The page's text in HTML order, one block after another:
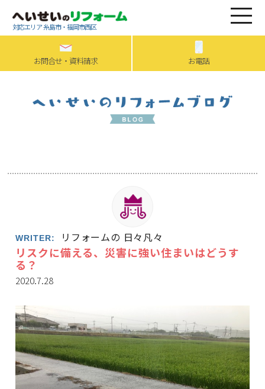
対応エリア 糸島市・福岡市西区
お問合せ・資料請求 お電話
WRITER: リフォームの 日々凡々
リスクに備える、災害に強い住まいはどうす
る？
2020.7.28